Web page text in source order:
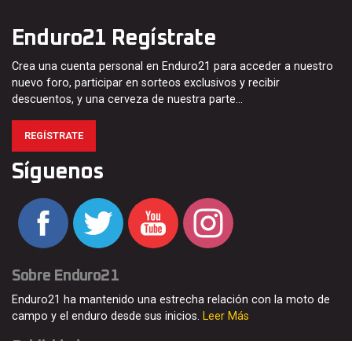
Enduro21 Regístrate
Crea una cuenta personal en Enduro21 para acceder a nuestro
nuevo foro, participar en sorteos exclusivos y recibir
descuentos, y una cerveza de nuestra parte…
REGÍSTRATE
Síguenos
Sobre Enduro21
Enduro21 ha mantenido una estrecha relación con la moto de
campo y el enduro desde sus inicios. Leer Más